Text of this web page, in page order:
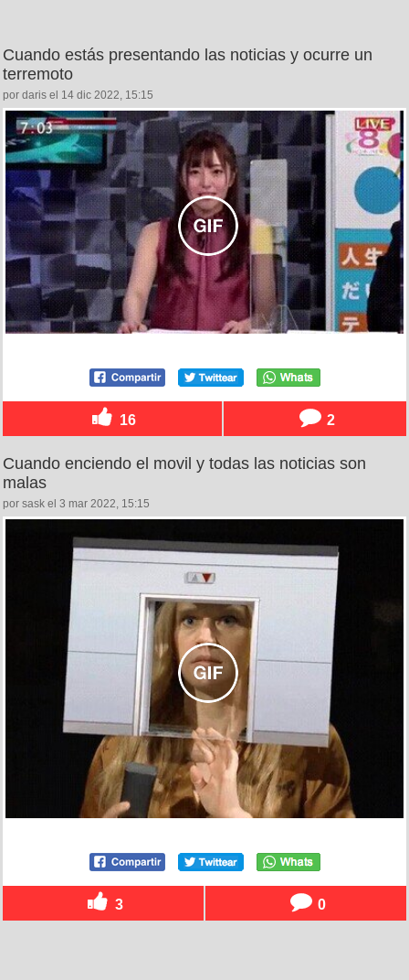
Cuando estás presentando las noticias y ocurre un
terremoto
por daris el 14 dic 2022, 15:15
16 2
Cuando enciendo el movil y todas las noticias son
malas
por sask el 3 mar 2022, 15:15
3 0